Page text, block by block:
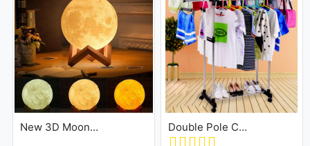
New 3D Moon Lamp 16 Colors Remote & Touching system Double Pole Cloth Rack - Stainless Steel